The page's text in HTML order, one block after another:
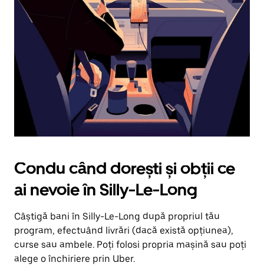
în
jos.
Închide
calendarul
apăsând
pe
butonul
Escape.
Condu când dorești și obții ce
ai nevoie în Silly-Le-Long
Câștigă bani în Silly-Le-Long după propriul tău
program, efectuând livrări (dacă există opțiunea),
curse sau ambele. Poți folosi propria mașină sau poți
alege o închiriere prin Uber.